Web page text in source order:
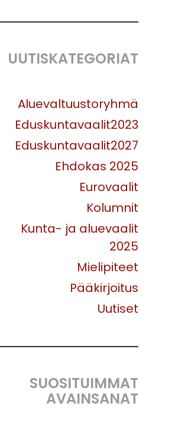
UUTISKATEGORIAT
Aluevaltuustoryhmä
Eduskuntavaalit2023
Eduskuntavaalit2027
Ehdokas 2025
Eurovaalit
Kolumnit
Kunta- ja aluevaalit
2025
Mielipiteet
Pääkirjoitus
Uutiset
SUOSITUIMMAT
AVAINSANAT